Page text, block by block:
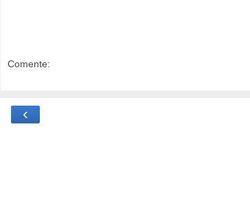
Comente:
‹